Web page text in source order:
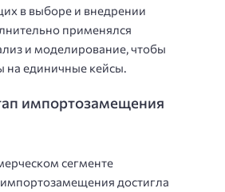
в выборе и внедрении
применялся
и моделирование, чтобы
на единичные кейсы.
импортозамещения
сегменте
достигла